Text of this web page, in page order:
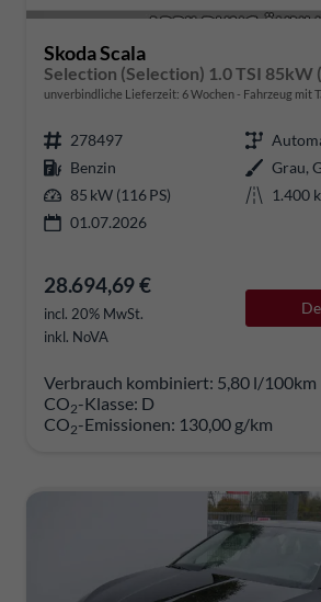
Skoda Scala
unverbindliche Lieferzeit: 6 Wochen Fahrzeug mit
278497
Benzin
85 kW (116 PS)
1.400
01.07.2026
28.694,69 €
incl. 20% MwSt.
inkl. NoVA
Verbrauch kombiniert: 5,80 l/100km
CO2-Klasse: D
CO2-Emissionen: 130,00 g/km